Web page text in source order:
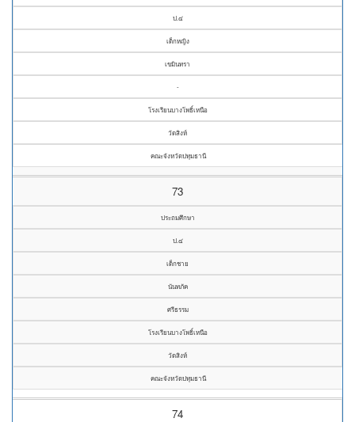
ป.๔
เด็กหญิง
เขมินทรา
-
โรงเรียนบางโพธิ์เหนือ
วัดสิงห์
คณะจังหวัดปทุมธานี
73
ประถมศึกษา
ป.๔
เด็กชาย
นันทภัค
ศรีธรรม
โรงเรียนบางโพธิ์เหนือ
วัดสิงห์
คณะจังหวัดปทุมธานี
74